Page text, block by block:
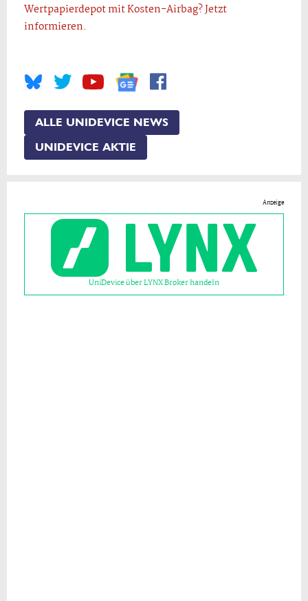
Wertpapierdepot mit Kosten-Airbag? Jetzt
informieren.
ALLE UNIDEVICE NEWS
UNIDEVICE AKTIE
Anzeige
UniDevice über LYNX Broker handeln